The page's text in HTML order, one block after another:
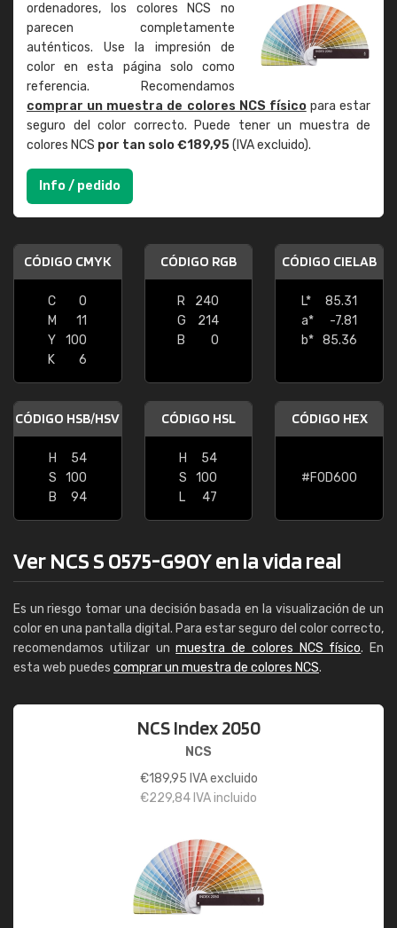
ordenadores, los colores NCS no
parecen completamente
auténticos. Use la impresión de
color en esta página solo como
referencia. Recomendamos
comprar un muestra de colores NCS físicopara estar
seguro del color correcto. Puede tener un muestra de
colores NCS por tan solo €189,95(IVA excluido).
Info / pedido
CÓDIGO CMYK
C
0
M
11
Y
100
K
6
CÓDIGO RGB
R
240
G
214
B
0
CÓDIGO CIELAB
L*
85.31
a*
-7.81
b* 85.36
CÓDIGO HSB/HSV
H
54
S
100
B
94
CÓDIGO HSL
H
54
S
100
L
47
CÓDIGO HEX
#F0D600
Ver NCS S 0575-G90Y en la vida real
Es un riesgo tomar una decisión basada en la visualización de un
color en una pantalla digital. Para estar seguro del color correcto,
recomendamos utilizar unmuestra de colores NCS físico. En
esta web puedes comprar un muestra de colores NCS.
NCS Index 2050
NCS
€189,95 IVA excluido
€229,84 IVA incluido